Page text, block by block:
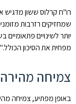
רו"ח קרלוס ששון
שמחזיקים רזרבות
יותר לשינויים פתאומיים
מפחית את הסיכון הכולל."
צמיחה מהירה
באופן מפתיע, צמיחה